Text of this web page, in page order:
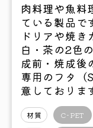
肉料理や魚料
ている製品で
ドリアや焼き
白・茶の2色
成前・焼成後
専用のフタ
意しておりま
材質 C-PET